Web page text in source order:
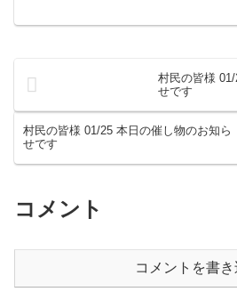
村民の皆様
せです
村民の皆様 01/25 本日の催し物のお知ら
せです
コメント
コメントを書き